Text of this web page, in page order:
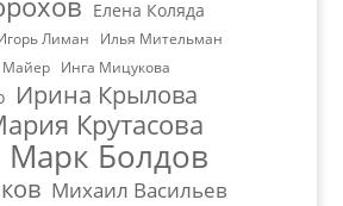
Елена Коляда
Лиман
Илья Мительман
Майер Инга Мицукова
Ирина Крылова
Крутасова
Марк Болдов
Михаил Васильев